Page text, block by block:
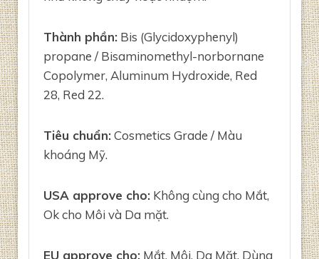
Thành phần:Bis (Glycidoxyphenyl)
propane / Bisaminomethyl-norbornane
Copolymer, Aluminum Hydroxide, Red
28, Red 22.
Tiêu chuẩn:Cosmetics Grade / Màu
khoáng Mỹ.
USA approve cho:Không cùng cho Mắt,
Ok cho Môi và Da mặt.
EU approve cho:Mắt, Môi, Da Mặt. Dùng